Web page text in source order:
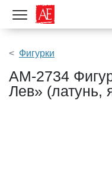
Показать меню
Фигурки
AM-2734
Лев» (латунь,